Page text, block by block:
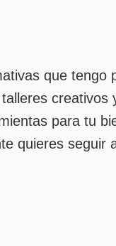
que tengo
creativos
para tu
quieres seguir